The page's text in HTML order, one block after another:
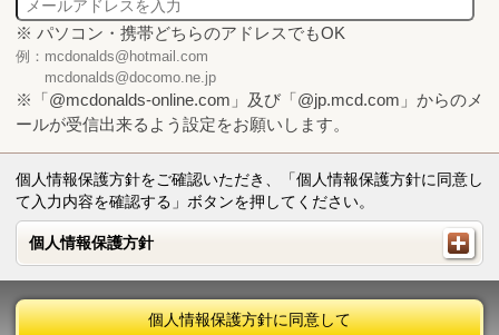
※ パソコン・携帯どちらのアドレスでもOK
例：mcdonalds@hotmail.com
mcdonalds@docomo.ne.jp
※「@mcdonalds-online.com」及び「@jp.mcd.com」からのメ
ールが受信出来るよう設定をお願いします。
個人情報保護方針をご確認いただき、「個人情報保護方針に同意し
て入力内容を確認する」ボタンを押してください。
個人情報保護方針
個人情報保護方針
個人情報保護方針に同意して